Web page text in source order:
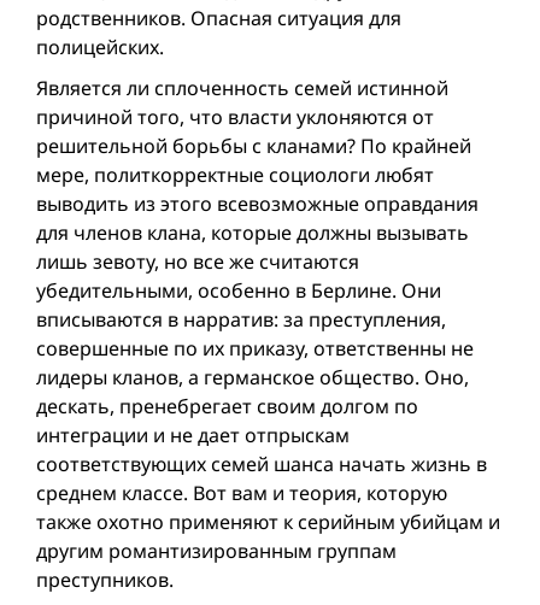
родственников. Опасная ситуация для
полицейских.
Является ли сплоченность семей истинной
причиной того, что власти уклоняются от
решительной борьбы с кланами? По крайней
мере, политкорректные социологи любят
выводить из этого всевозможные оправдания
для членов клана, которые должны вызывать
лишь зевоту, но все же считаются
убедительными, особенно в Берлине. Они
вписываются в нарратив: за преступления,
совершенные по их приказу, ответственны не
лидеры кланов, а германское общество. Оно,
дескать, пренебрегает своим долгом по
интеграции и не дает отпрыскам
соответствующих семей шанса начать жизнь в
среднем классе. Вот вам и теория, которую
также охотно применяют к серийным убийцам и
другим романтизированным группам
преступников.